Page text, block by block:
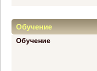
Обучение
Обучение